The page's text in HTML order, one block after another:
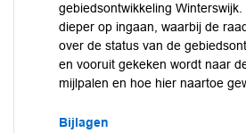
gebiedsontwikkeling
dieper op ingaan, waarbij de
over de status van de
en vooruit gekeken wordt naar
mijlpalen en hoe hier naartoe
Bijlagen